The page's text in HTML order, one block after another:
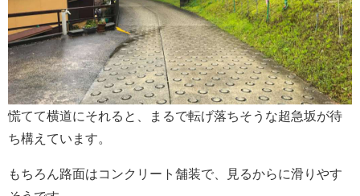
慌てて横道にそれると、まるで転げ落ちそうな超急坂が待
ち構えています。
もちろん路面はコンクリート舗装で、見るからに滑りやす